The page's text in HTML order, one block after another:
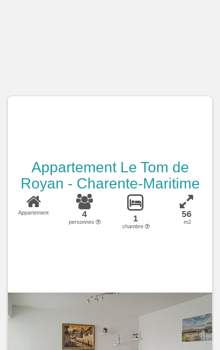
Appartement Le Tom de
Royan - Charente-Maritime
Appartement 4
personnes 1
chambre
56
m2